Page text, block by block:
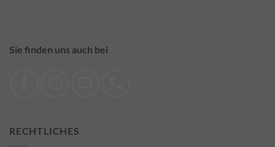
Sie finden uns auch bei
RECHTLICHES